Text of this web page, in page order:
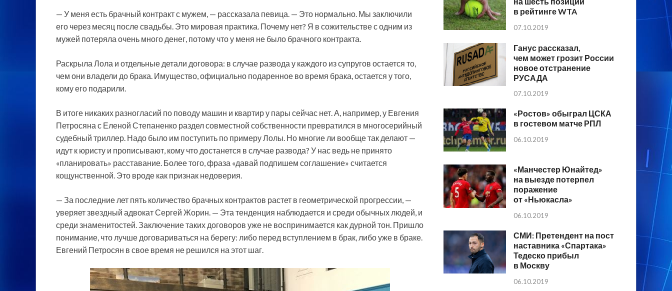
— У меня есть брачный контракт с мужем, — рассказала певица. — Это нормально. Мы заключили
его через месяц после свадьбы. Это мировая практика. Почему нет? Я в сожительстве с одним из
мужей потеряла очень много денег, потому что у меня не было брачного контракта.
Раскрыла Лола и отдельные детали договора: в случае развода у каждого из супругов остается то,
чем они владели до брака. Имущество, официально подаренное во время брака, остается у того,
кому его подарили.
В итоге никаких разногласий по поводу машин и квартир у пары сейчас нет. А, например, у Евгения
Петросяна с Еленой Степаненко раздел совместной собственности превратился в многосерийный
судебный триллер. Надо было им поступить по примеру Лолы. Но многие ли вообще так делают —
идут к юристу и прописывают, кому что достанется в случае развода? У нас ведь не принято
«планировать» расставание. Более того, фраза «давай подпишем соглашение» считается
кощунственной. Это вроде как признак недоверия.
— За последние лет пять количество брачных контрактов растет в геометрической прогрессии, —
уверяет звездный адвокат Сергей Жорин. — Эта тенденция наблюдается и среди обычных людей, и
среди знаменитостей. Заключение таких договоров уже не воспринимается как дурной тон. Пришло
понимание, что лучше договариваться на берегу: либо перед вступлением в брак, либо уже в браке.
Евгений Петросян в свое время не решился на этот шаг.
в рейтинге WTA
07.10.2019
Ганус рассказал,
чем может грозит России
новое отстранение
РУСАДА
07.10.2019
«Ростов» обыграл ЦСКА
в гостевом матче РПЛ
06.10.2019
«Манчестер Юнайтед»
на выезде потерпел
поражение
от «Ньюкасла»
06.10.2019
СМИ: Претендент на пост
наставника «Спартака»
Тедеско прибыл
в Москву
06.10.2019